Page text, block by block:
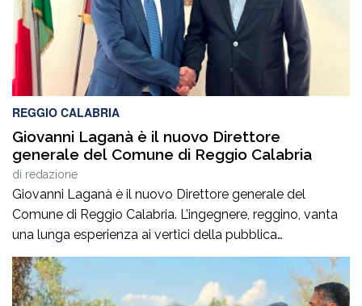
REGGIO CALABRIA
Giovanni Laganà è il nuovo Direttore
generale del Comune di Reggio Calabria
di redazione
Giovanni Laganà è il nuovo Direttore generale del
Comune di Reggio Calabria. L’ingegnere, reggino, vanta
una lunga esperienza ai vertici della pubblica
amministrazione e della gestione delle infrastrutture in
Calabria ed in Sicilia. È stato Vice Direttore regionale
Anas Sicilia, Capo Compartimento Anas Calabria,